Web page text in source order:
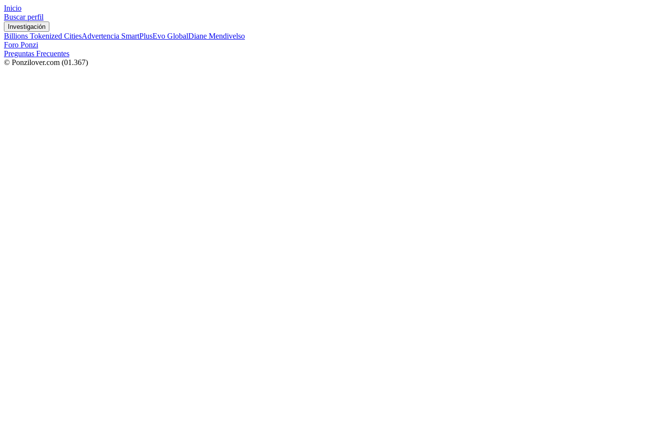
Inicio
Buscar perfil
Investigación
Billions Tokenized CitiesAdvertencia SmartPlusEvo GlobalDiane Mendivelso
Foro Ponzi
Preguntas Frecuentes
© Ponzilover.com (01.367)